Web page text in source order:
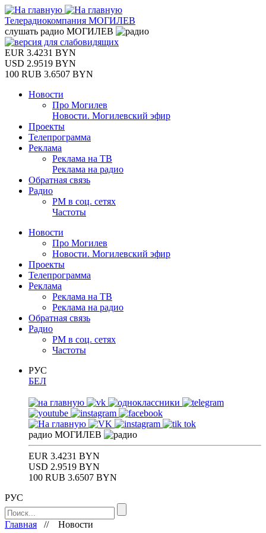
Телерадиокомпания МОГИЛЕВ
слушать радио МОГИЛЕВ
EUR 3.4231 BYN
USD 2.9519 BYN
100 RUB 3.6507 BYN
Новости
Про Могилев
Новости. Могилевский эфир
Проекты
Телепрограмма
Реклама
Реклама на ТВ
Реклама на радио
Обратная связь
Радио
РМ в соц. сетях
Частоты
Новости
Про Могилев
Новости. Могилевский эфир
Проекты
Телепрограмма
Реклама
Реклама на ТВ
Реклама на радио
Обратная связь
Радио
РМ в соц. сетях
Частоты
РУС
БЕЛ
радио МОГИЛЕВ
EUR 3.4231 BYN
USD 2.9519 BYN
100 RUB 3.6507 BYN
РУС
Главная // Новости